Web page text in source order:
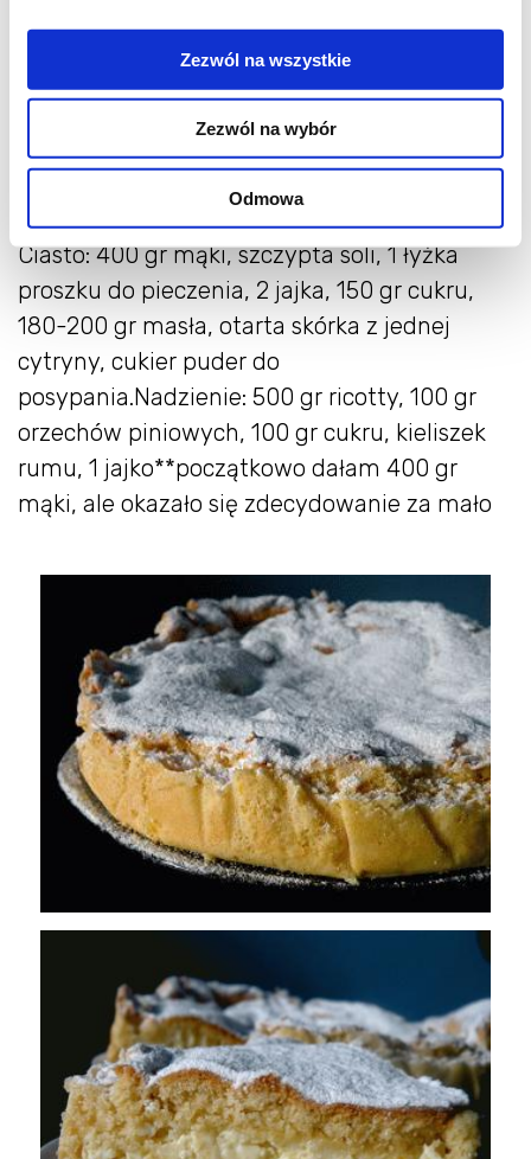
Zezwól na wszystkie
Zezwól na wybór
Odmowa
posklejać brzegi.
Piec 40 min w 180 stopniach. Wystudzić.
Bazowałam na przepisie z magazynu
proporcje i niektóre składniki *Oryginał:
Ciasto: 400 gr mąki, szczypta soli, 1 łyżka
proszku do pieczenia, 2 jajka, 150 gr cukru,
180-200 gr masła, otarta skórka z jednej
cytryny, cukier puder do
posypania.Nadzienie: 500 gr ricotty, 100 gr
orzechów piniowych, 100 gr cukru, kieliszek
rumu, 1 jajko**początkowo dałam 400 gr
mąki, ale okazało się zdecydowanie za mało